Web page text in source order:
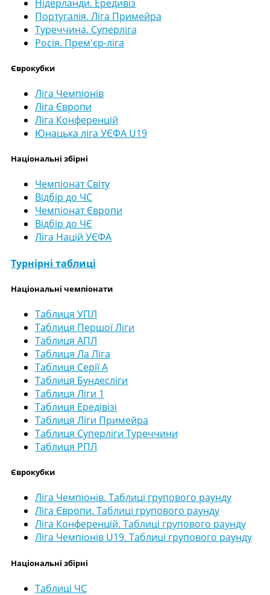
Нідерланди. Ередивіз
Португалія. Ліга Примейра
Туреччина. Суперліга
Росія. Прем'єр-ліга
Єврокубки
Ліга Чемпіонів
Ліга Європи
Ліга Конференцій
Юнацька ліга УЄФА U19
Національні збірні
Чемпіонат Світу
Відбір до ЧС
Чемпіонат Європи
Відбір до ЧЄ
Ліга Націй УЄФА
Турнірні таблиці
Національні чемпіонати
Таблиця УПЛ
Таблиця Першої Ліги
Таблиця АПЛ
Таблиця Ла Ліга
Таблиця Серії А
Таблиця Бундесліги
Таблиця Ліги 1
Таблиця Ередівізі
Таблиця Ліги Примейра
Таблиця Суперліги Туреччини
Таблиця РПЛ
Єврокубки
Ліга Чемпіонів. Таблиці групового раунду
Ліга Європи. Таблиці групового раунду
Ліга Конференцій. Таблиці групового раунду
Ліга Чемпіонів U19. Таблиці групового раунду
Національні збірні
Таблиці ЧС